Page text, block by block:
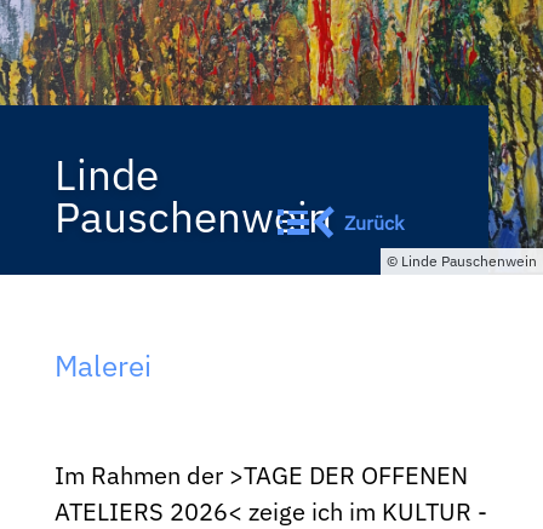
Linde
Pauschenwein Zurück
Linde Pauschenwein
Malerei
Im Rahmen der >TAGE DER OFFENEN
ATELIERS 2026< zeige ich im KULTUR -